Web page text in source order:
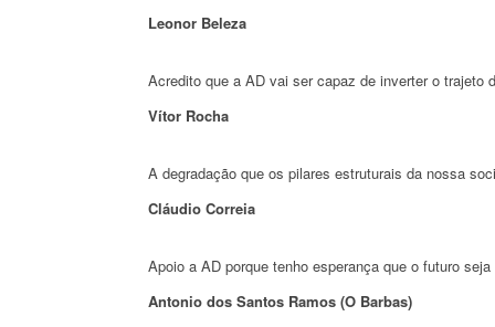
Leonor Beleza
Acredito que a AD vai ser capaz de inverter o
Vítor Rocha
A degradação que os pilares estruturais da nossa
Cláudio Correia
Apoio a AD porque tenho esperança que o futuro
Antonio dos Santos Ramos (O Barbas)